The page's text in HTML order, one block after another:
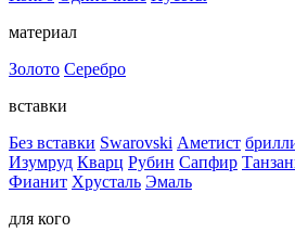
материал
Золото Серебро
вставки
Без вставки Swarovski Аметист
Изумруд Кварц Рубин Сапфир
Фианит Хрусталь Эмаль
для кого